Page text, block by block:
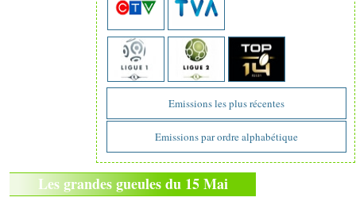
Emissions les plus récentes
Emissions par ordre alphabétique
Les grandes gueules du 15 Mai